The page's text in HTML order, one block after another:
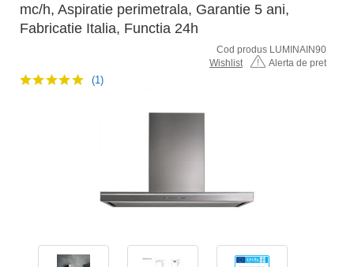
mc/h, Aspiratie perimetrala, Garantie 5 ani,
Fabricatie Italia, Functia 24h
Cod produs LUMINAIN90
Wishlist
Alerta de pret
(1)